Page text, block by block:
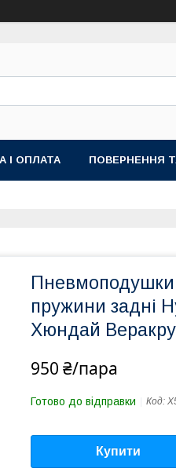
І ОПЛАТА ПОВЕРНЕННЯ
пружини задні
Хюндай
950 ₴/пара
Готово до відправки Код:
Купити